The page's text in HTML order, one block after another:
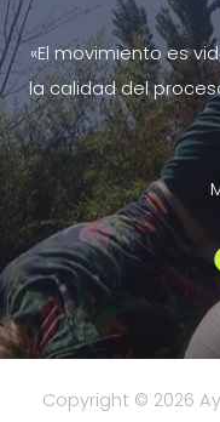
el
rostro
«El movimiento es
la calidad del
Copyright © 2026